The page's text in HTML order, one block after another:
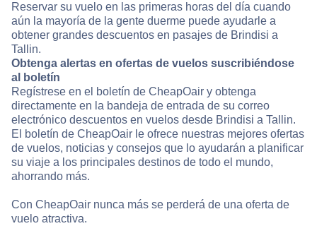
Reservar su vuelo en las primeras horas del día cuando
aún la mayoría de la gente duerme puede ayudarle a
obtener grandes descuentos en pasajes de Brindisi a
Tallin.
Obtenga alertas en ofertas de vuelos suscribiéndose
al boletín
Regístrese en el boletín de CheapOair y obtenga
directamente en la bandeja de entrada de su correo
electrónico descuentos en vuelos desde Brindisi a Tallin.
El boletín de CheapOair le ofrece nuestras mejores ofertas
de vuelos, noticias y consejos que lo ayudarán a planificar
su viaje a los principales destinos de todo el mundo,
ahorrando más.
Con CheapOair nunca más se perderá de una oferta de
vuelo atractiva.